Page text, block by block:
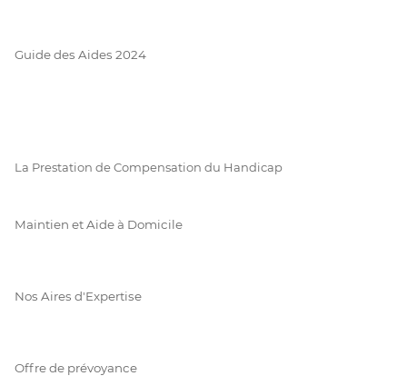
Guide des Aides 2024
La Prestation de Compensation du Handicap
Maintien et Aide à Domicile
Nos Aires d'Expertise
Offre de prévoyance